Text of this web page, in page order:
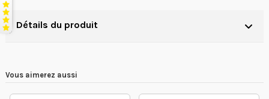
Détails du produit
Vous aimerez aussi